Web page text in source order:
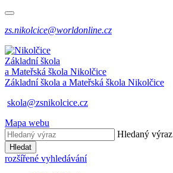
zs.nikolcice@worldonline.cz
Základní škola
a Mateřská škola Nikolčice
Základní škola a Mateřská škola Nikolčice
skola@zsnikolcice.cz
Mapa webu
Hledaný výraz
Hledat
rozšířené vyhledávání